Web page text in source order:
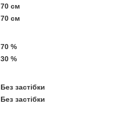
70 см
70 см
70 %
30 %
Без застібки
Без застібки